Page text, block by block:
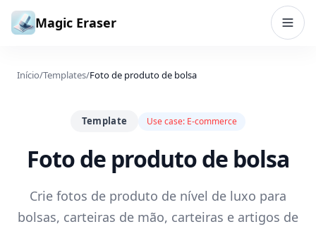
Ir para o conteúdo
Magic Eraser
Início/Templates/Foto de produto de bolsa
Template Use case: E-commerce
Foto de produto de bolsa
Crie fotos de produto de nível de luxo para
bolsas, carteiras de mão, carteiras e artigos de